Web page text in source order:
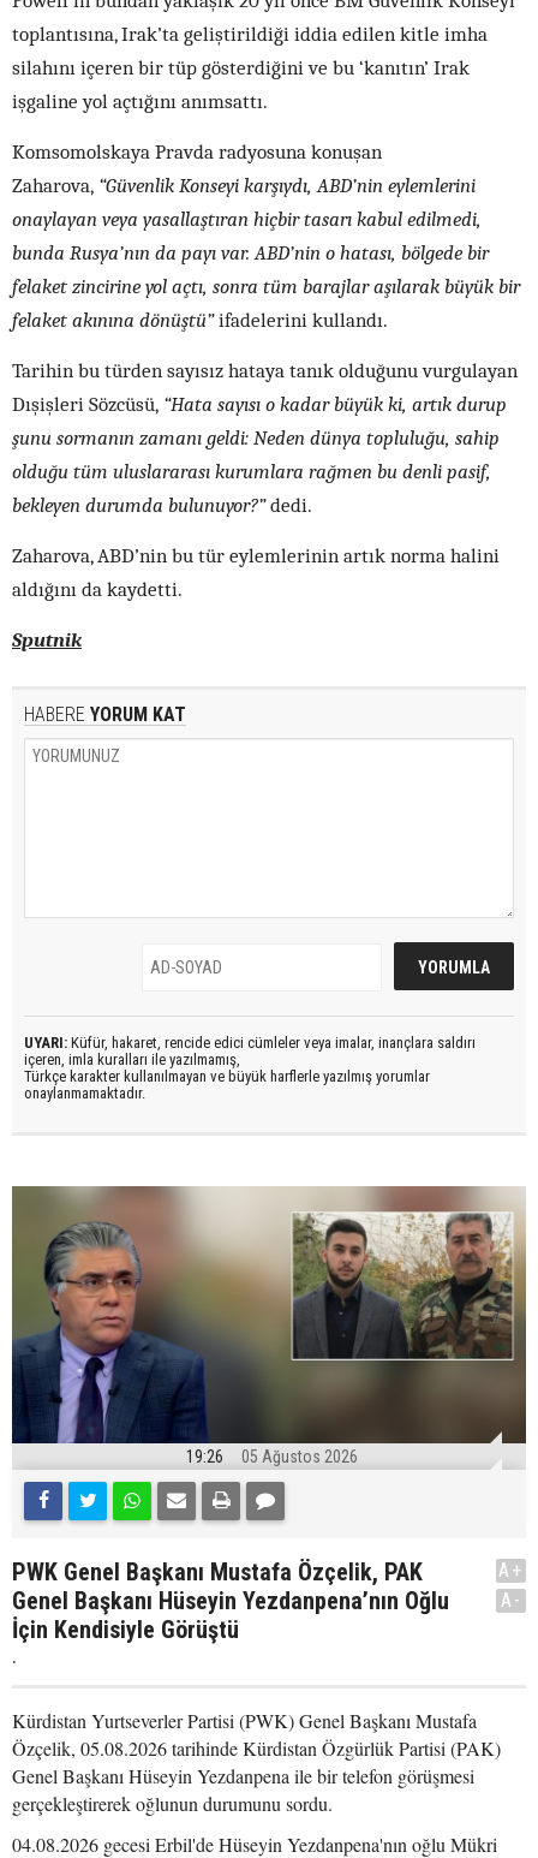
toplantısına, Irak’ta geliştirildiği iddia edilen kitle imha
silahını içeren bir tüp gösterdiğini ve bu ‘kanıtın’ Irak
işgaline yol açtığını anımsattı.
Komsomolskaya Pravda radyosuna konuşan
Zaharova, “Güvenlik Konseyi karşıydı, ABD’nin eylemlerini
onaylayan veya yasallaştıran hiçbir tasarı kabul edilmedi,
bunda Rusya’nın da payı var. ABD’nin o hatası, bölgede bir
felaket zincirine yol açtı, sonra tüm barajlar aşılarak büyük bir
felaket akınına dönüştü”ifadelerini kullandı.
Tarihin bu türden sayısız hataya tanık olduğunu vurgulayan
Dışişleri Sözcüsü, “Hata sayısı o kadar büyük ki, artık durup
şunu sormanın zamanı geldi: Neden dünya topluluğu, sahip
olduğu tüm uluslararası kurumlara rağmen bu denli pasif,
bekleyen durumda bulunuyor?”dedi.
Zaharova, ABD’nin bu tür eylemlerinin artık norma halini
aldığını da kaydetti.
Sputnik
HABERE YORUM KAT
UYARI: Küfür, hakaret, rencide edici cümleler veya imalar, inançlara saldırı
içeren, imla kuralları ile yazılmamış,
Türkçe karakter kullanılmayan ve büyük harflerle yazılmış yorumlar
onaylanmamaktadır.
19:26 05 Ağustos 2026
PWK Genel Başkanı Mustafa Özçelik, PAK
Genel Başkanı Hüseyin Yezdanpena’nın Oğlu
İçin Kendisiyle Görüştü
.
A+
A-
Kürdistan Yurtseverler Partisi (PWK) Genel Başkanı Mustafa
Özçelik, 05.08.2026 tarihinde Kürdistan Özgürlük Partisi (PAK)
Genel Başkanı Hüseyin Yezdanpena ile bir telefon görüşmesi
gerçekleştirerek oğlunun durumunu sordu.
04.08.2026 gecesi Erbil'de Hüseyin Yezdanpena'nın oğlu Mükri